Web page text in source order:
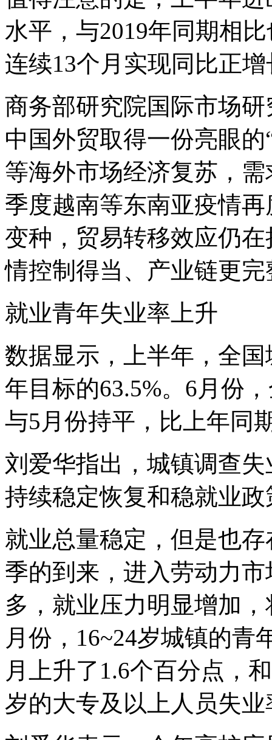
水平，与2019年同期相
连续13个月实现同比正
商务部研究院国际市场
中国外贸取得一份亮眼
等海外市场经济复苏，
季度越南等东南亚疫情
变种，贸易转移效应仍
情控制得当、产业链更
就业青年失业率上升
数据显示，上半年，全
年目标的63.5%。6月份
与5月份持平，比上年同
刘爱华指出，城镇调查
持续稳定恢复和稳就业政
就业总量稳定，但是也
季的到来，进入劳动力
多，就业压力明显增加
月份，16~24岁城镇的青
月上升了1.6个百分点，
岁的大专及以上人员失